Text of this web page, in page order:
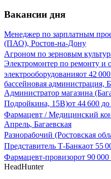
Вакансии дня
Менеджер по зарплатным
(ПАО), Ростов-на-Дону
Агроном по зерновым
Электромонтер по ремонту и
электрооборудованияот 42 000
бассейновая администрация,
Администратор магазина
Подройкина, 15В)от 44 600 до
Фармацевт / Медицинский
Апрель, Багаевская
Разнорабочий (Ростовская
Представитель Т-Банкаот 55
Фармацевт-провизорот 90 000
HeadHunter